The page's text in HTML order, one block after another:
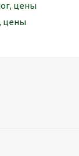
цены
цены